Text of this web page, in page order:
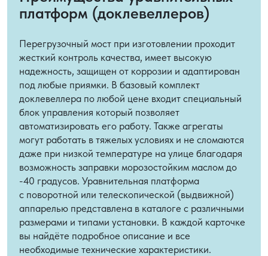
платформ (доклевеллеров)
Перегрузочный мост при изготовлении проходит
жесткий контроль качества, имеет высокую
надежность, защищен от коррозии и адаптирован
под любые приямки. В базовый комплект
доклевеллера по любой цене входит специальный
блок управления который позволяет
автоматизировать его работу. Также агрегаты
могут работать в тяжелых условиях и не сломаются
даже при низкой температуре на улице благодаря
возможность заправки морозостойким маслом до
-40 градусов. Уравнительная платформа
с поворотной или телескопической (выдвижной)
аппарелью представлена в каталоге с различными
размерами и типами установки. В каждой карточке
вы найдёте подробное описание и все
необходимые технические характеристики.